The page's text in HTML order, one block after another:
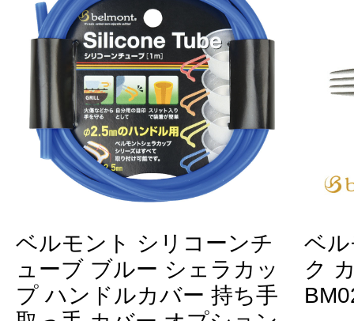
ベルモント シリコーンチ
ューブ ブルー シェラカッ
プ ハンドルカバー 持ち手
ベ
ク